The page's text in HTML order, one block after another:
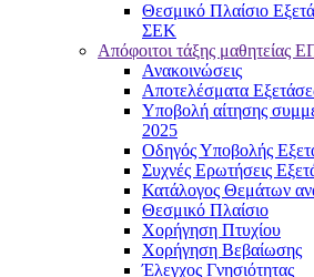
Θεσμικό Πλαίσιο
ΣΕΚ
Απόφοιτοι τάξης μαθητείας
Ανακοινώσεις
Αποτελέσματα
Υποβολή αίτησης
2025
Οδηγός Υποβολής
Συχνές Ερωτήσεις
Κατάλογος Θεμάτων
Θεσμικό Πλαίσιο
Χορήγηση Πτυχίου
Χορήγηση Βεβαίωσης
Έλεγχος Γνησιότητας